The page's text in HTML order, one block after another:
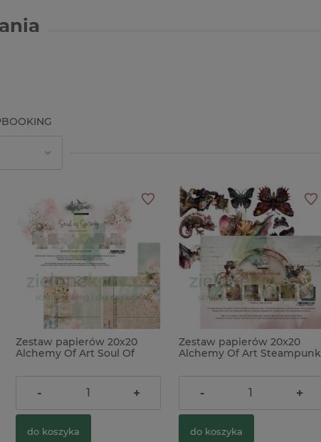
foremka silikonowa Prima
do koszyka
Wycinanka tekturka Kreatywna
do koszyka
Zestaw papierów 20x20
Alchemy Of Art Soul Of
22,00 zł
- +
do koszyka
Zestaw papierów 20x20
Alchemy Of Art Steampunk
20,00 zł
- +
do koszyka